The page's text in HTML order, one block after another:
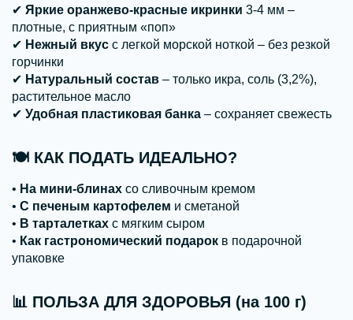
✔ Яркие оранжево-красные икринки 3-4 мм –
плотные, с приятным «поп»
✔ Нежный вкус с легкой морской ноткой – без резкой
горчинки
✔ Натуральный состав – только икра, соль (3,2%),
растительное масло
✔ Удобная пластиковая банка – сохраняет свежесть
🍽 КАК ПОДАТЬ ИДЕАЛЬНО?
• На мини-блинах со сливочным кремом
• С печеным картофелем и сметаной
• В тарталетках с мягким сыром
• Как гастрономический подарок в подарочной
упаковке
📊 ПОЛЬЗА ДЛЯ ЗДОРОВЬЯ (на 100 г)